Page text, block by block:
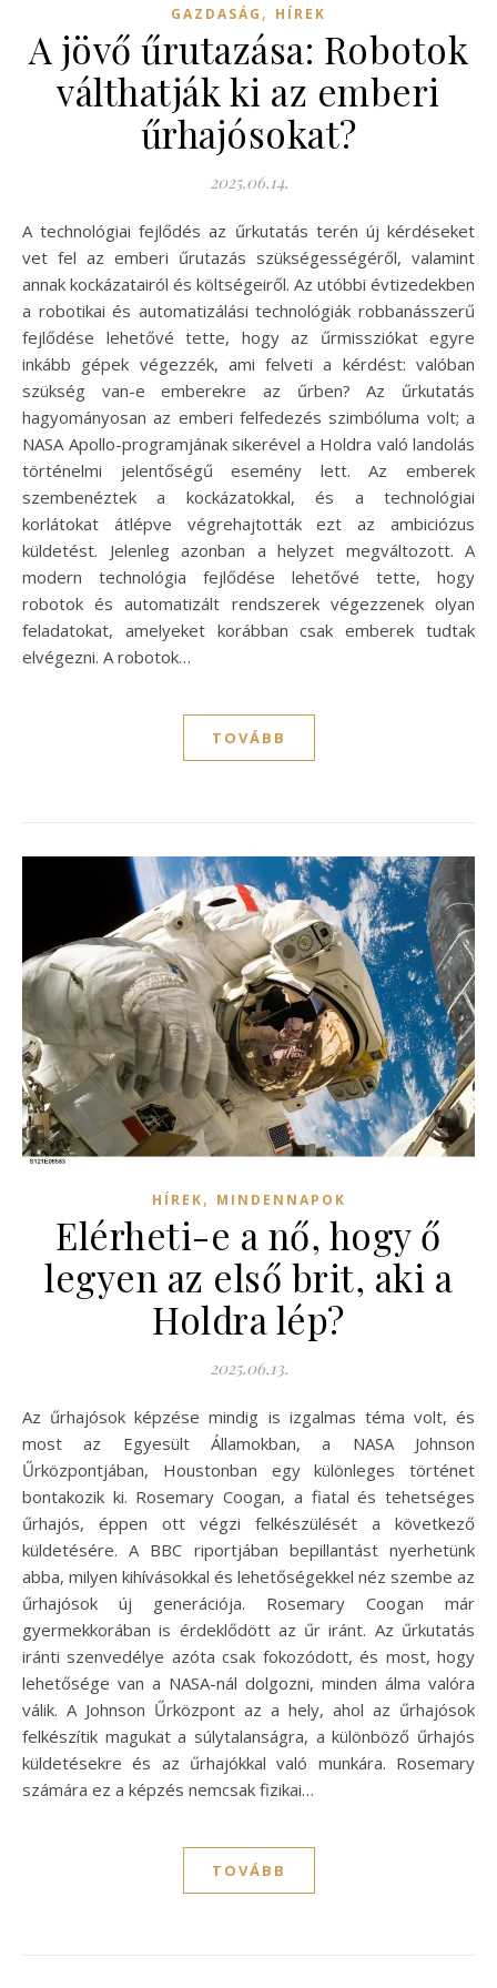
GAZDASÁG , HÍREK
A jövő űrutazása: Robotok
válthatják ki az emberi
űrhajósokat?
2025.06.14.
A technológiai fejlődés az űrkutatás terén új kérdéseket
vet fel az emberi űrutazás szükségességéről, valamint
annak kockázatairól és költségeiről. Az utóbbi évtizedekben
a robotikai és automatizálási technológiák robbanásszerű
fejlődése lehetővé tette, hogy az űrmissziókat egyre
inkább gépek végezzék, ami felveti a kérdést: valóban
szükség van-e emberekre az űrben? Az űrkutatás
hagyományosan az emberi felfedezés szimbóluma volt; a
NASA Apollo-programjának sikerével a Holdra való landolás
történelmi jelentőségű esemény lett. Az emberek
szembenéztek a kockázatokkal, és a technológiai
korlátokat átlépve végrehajtották ezt az ambiciózus
küldetést. Jelenleg azonban a helyzet megváltozott. A
modern technológia fejlődése lehetővé tette, hogy
robotok és automatizált rendszerek végezzenek olyan
feladatokat, amelyeket korábban csak emberek tudtak
elvégezni. A robotok…
TOVÁBB
HÍREK, MINDENNAPOK
Elérheti-e a nő, hogy ő
legyen az első brit, aki a
Holdra lép?
2025.06.13.
Az űrhajósok képzése mindig is izgalmas téma volt, és
most az Egyesült Államokban, a NASA Johnson
Űrközpontjában, Houstonban egy különleges történet
bontakozik ki. Rosemary Coogan, a fiatal és tehetséges
űrhajós, éppen ott végzi felkészülését a következő
küldetésére. A BBC riportjában bepillantást nyerhetünk
abba, milyen kihívásokkal és lehetőségekkel néz szembe az
űrhajósok új generációja. Rosemary Coogan már
gyermekkorában is érdeklődött az űr iránt. Az űrkutatás
iránti szenvedélye azóta csak fokozódott, és most, hogy
lehetősége van a NASA-nál dolgozni, minden álma valóra
válik. A Johnson Űrközpont az a hely, ahol az űrhajósok
felkészítik magukat a súlytalanságra, a különböző űrhajós
küldetésekre és az űrhajókkal való munkára. Rosemary
számára ez a képzés nemcsak fizikai…
TOVÁBB